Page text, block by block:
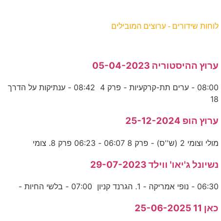
לוחות שידורים - ערוצים המובילים
ערוץ ההיסטוריה 05-04-2023
08:00 - ערים תת-קרקעיות - פרק 4 08:42 - ענתיקות על הדרך
18
ערוץ הופ 25-12-2024
מולי וצומי 2 (ש''ס) - פרק 8 06:07 - 06:23 פרק 8. צומי
נשיונל ג'יאו' ווילד 29-07-2023
06:30 - נופי אמריקה - 1. הגרנד קניון 07:00 - בלשי החיות -
כאן 11 25-06-2025